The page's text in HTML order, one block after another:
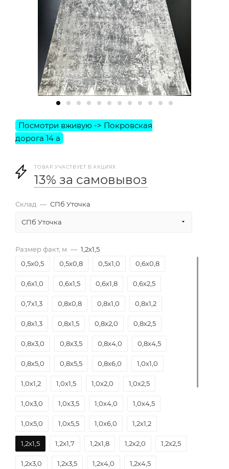
ТОВАР УЧАСТВУЕТ В АКЦИЯХ
13% за самовывоз
Склад — СПб Уточка
СПб Уточка
Размер факт, м — 1,2х1,5
0,5х0,5
0,5х0,8 0,5х1,0 0,6х0,8
0,6х1,0 0,6х1,5 0,6х1,8 0,6х2,5
0,7х1,3 0,8х0,8 0,8х1,0 0,8х1,2
0,8х1,3 0,8х1,5 0,8х2,0 0,8х2,5
0,8х3,0 0,8х3,5 0,8х4,0 0,8х4,5
0,8х5,0 0,8х5,5 0,8х6,0 1,0х1,0
1,0х1,2 1,0х1,5 1,0х2,0 1,0х2,5
1,0х3,0 1,0х3,5 1,0х4,0 1,0х4,5
1,0х5,0 1,0х5,5 1,0х6,0 1,2х1,2
1,2х1,5 1,2х1,7 1,2х1,8 1,2х2,0 1,2х2,5
1,2х3,0 1,2х3,5 1,2х4,0 1,2х4,5